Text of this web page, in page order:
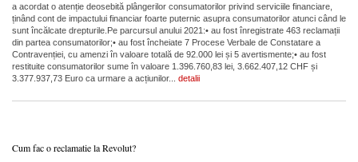
a acordat o atenție deosebită plângerilor consumatorilor privind serviciile financiare,
ținând cont de impactului financiar foarte puternic asupra consumatorilor atunci când le
sunt încălcate drepturile.Pe parcursul anului 2021:• au fost înregistrate 463 reclamații
din partea consumatorilor;• au fost încheiate 7 Procese Verbale de Constatare a
Contravenției, cu amenzi în valoare totală de 92.000 lei și 5 avertismente;• au fost
restituite consumatorilor sume în valoare 1.396.760,83 lei, 3.662.407,12 CHF și
3.377.937,73 Euro ca urmare a acțiunilor... detalii
Cum fac o reclamatie la Revolut?